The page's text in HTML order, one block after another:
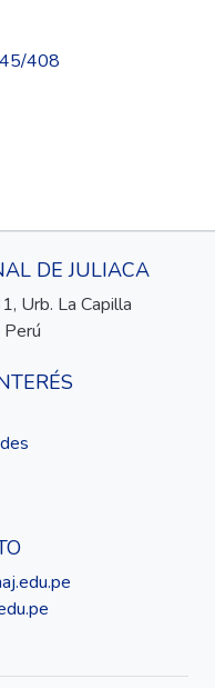
408
DE JULIACA
Urb. La Capilla
Perú